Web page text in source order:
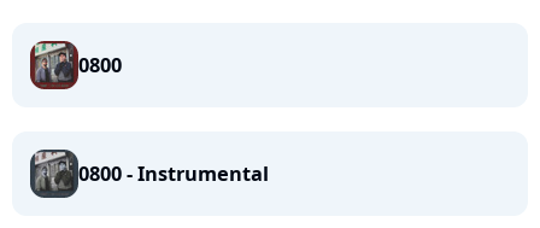
0800
0800 - Instrumental